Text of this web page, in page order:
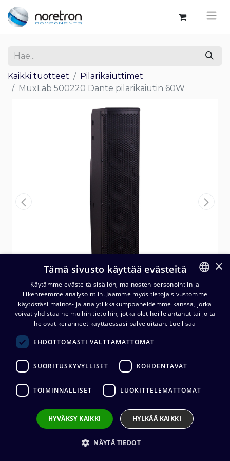
Kaikki tuotteet
Pilarikaiuttimet
MuxLab 500220 Dante pilarikaiutin 60W
MuxLab 500220 Dante
pilarikaiutin 60W
1 038,80€ (alv. 0 %)
Lisää ostoskoriin
Lisää toivelistalle
FINNISH
ENGLISH
×
Tämä sivusto käyttää evästeitä
Käytämme evästeitä sisällön, mainosten personointiin ja
liikenteemme analysointiin. Jaamme myös tietoja sivustomme
käytöstäsi mainos- ja analytiikkakumppaneidemme kanssa, jotka
voivat yhdistää ne muihin tietoihin, jotka olet heille antanut tai joita
he ovat keränneet käyttäessäsi palveluitaan. Lue lisää
EHDOTTOMASTI VÄLTTÄMÄTTÖMÄT
SUORITUSKYVYLLISET KOHDENTAVAT
TOIMINNALLISET LUOKITTELEMATTOMAT
HYVÄKSY KAIKKI HYLKÄÄ KAIKKI
NÄYTÄ TIEDOT